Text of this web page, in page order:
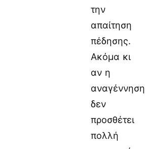
την
απαίτηση
πέδησης.
Ακόμα κι
αν η
αναγέννηση
δεν
προσθέτει
πολλή